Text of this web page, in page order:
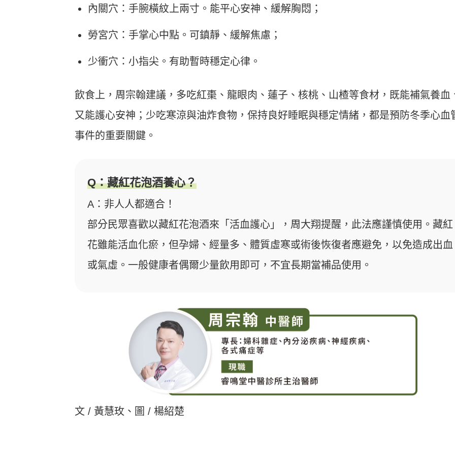
內關穴：手腕橫紋上兩寸。能平心安神、緩解胸悶；
勞宮穴：手掌心中點。可鎮靜、緩解焦慮；
少衝穴：小指尖。有助暫時穩定心律。
飲食上，周宗翰建議，多吃紅棗、龍眼肉、蓮子、核桃、山楂等食材，既能補氣養血
又能護心安神；少吃寒涼與油炸食物，保持良好睡眠與穩定情緒，都是預防冬季心血
事件的重要關鍵。
Q：藏紅花泡酒養心？
A：非人人都適合！
部分民眾喜歡以藏紅花泡酒來「活血護心」，周大翔提醒，此法應謹慎使用。藏紅
花雖能活血化瘀，但孕婦、經量多、體質虛寒或術後恢復者應避免，以免造成出血
或氣虛。一般健康者偶爾少量飲用即可，不宜長期當補品使用。
文 / 黃慧玫、圖 / 楊紹楚